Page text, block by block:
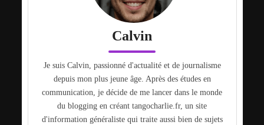
Calvin
Je suis Calvin, passionné d'actualité et de journalisme
depuis mon plus jeune âge. Après des études en
communication, je décide de me lancer dans le monde
du blogging en créant tangocharlie.fr, un site
d'information généraliste qui traite aussi bien de sujets